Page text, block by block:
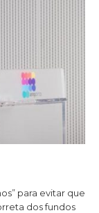
para evitar que
dos fundos